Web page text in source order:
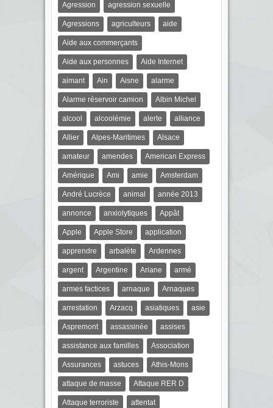
Agression agression sexuelle
Agressions agriculteurs aide
Aide aux commerçants
Aide aux personnes Aide Internet
aimant Ain Aisne alarme
Alarme réservoir camion Albin Michel
alcool alcoolémie alerte alliance
Allier Alpes-Maritimes Alsace
amateur amendes American Express
Amérique Ami amie Amsterdam
André Lucrèce animal année 2013
annonce anxiolytiques Appât
Apple Apple Store application
apprendre arbalète Ardennes
argent Argentine Ariane armé
armes factices arnaque Arnaques
arrestation Arzacq asiatiques asie
Aspremont assassinée assises
assistance aux familles Association
Assurances astuces Athis-Mons
attaque de masse Attaque RER D
Attaque terroriste attentat